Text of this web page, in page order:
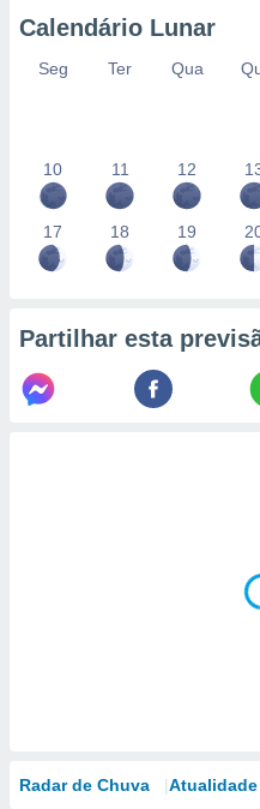
Calendário Lunar
Seg Ter Qua
10 11 12
17 18 19
Partilhar esta
Radar de Chuva Atualidade